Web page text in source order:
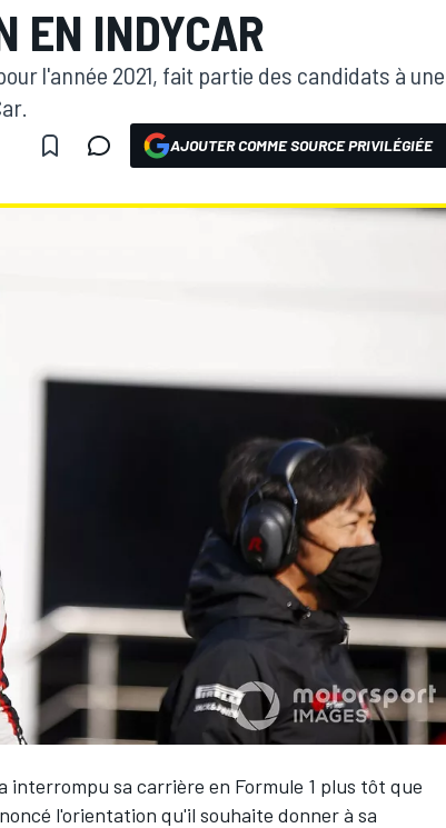
EN INDYCAR
l'année 2021, fait partie des candidats à une
AJOUTER COMME SOURCE PRIVILÉGIÉE
interrompu sa carrière en Formule 1 plus tôt que
l'orientation qu'il souhaite donner à sa